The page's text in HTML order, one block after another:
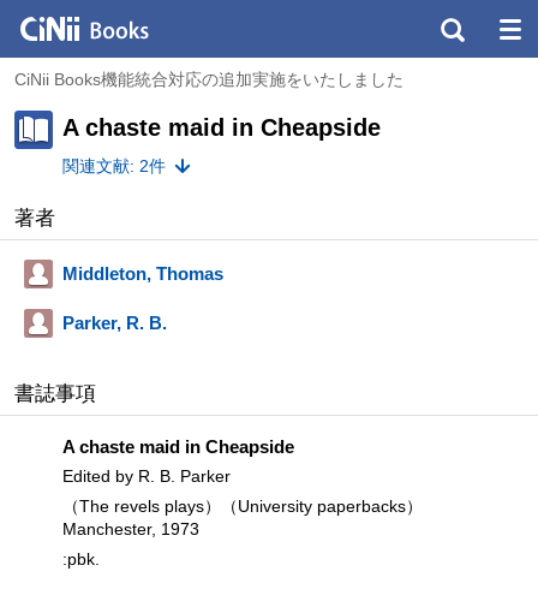
CiNii Books機能統合対応の追加実施をいたしました
A chaste maid in Cheapside
関連文献: 2件
著者
Middleton, Thomas
Parker, R. B.
書誌事項
A chaste maid in Cheapside
Edited by R. B. Parker
（The revels plays）（University paperbacks）
Manchester, 1973
:pbk.